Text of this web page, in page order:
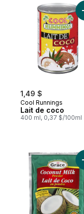
1,49 $
Cool Runnings
Lait de coco
400 ml, 0,37 $/100ml